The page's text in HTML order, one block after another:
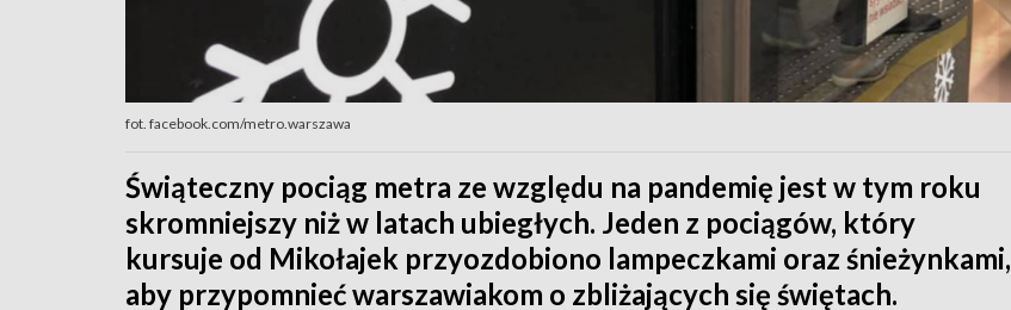
fot. facebook.com/metro.warszawa
Świąteczny pociąg metra ze względu na pandemię jest w tym roku
skromniejszy niż w latach ubiegłych. Jeden z pociągów, który
kursuje od Mikołajek przyozdobiono lampeczkami oraz śnieżynkami,
aby przypomnieć warszawiakom o zbliżających się świętach.